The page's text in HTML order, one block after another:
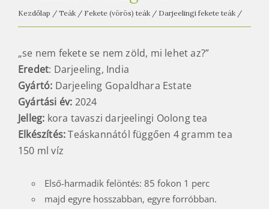
Kezdőlap / Teák / Fekete (vörös) teák / Darjeelingi fekete teák /
„se nem fekete se nem zöld, mi lehet az?”
Eredet: Darjeeling, India
Gyártó: Darjeeling Gopaldhara Estate
Gyártási év: 2024
Jelleg: kora tavaszi darjeelingi Oolong tea
Elkészítés:Teáskannától függően 4 gramm tea
150 ml víz
Első-harmadik felöntés: 85 fokon 1 perc
majd egyre hosszabban, egyre forróbban.